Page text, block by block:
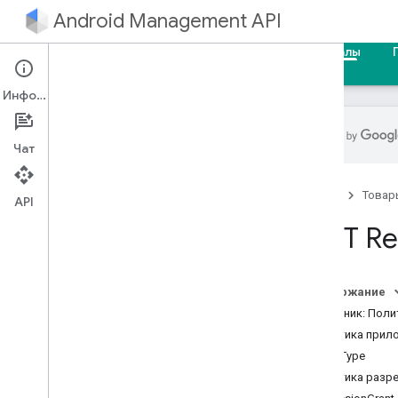
Android Management API
Справочные материалы
API управления Android
REST
Содержание
Источник:
Политика
InstallType
Политика
Информация
Чат
API